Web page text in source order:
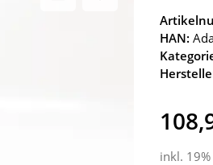
HAN:
inkl. 19%